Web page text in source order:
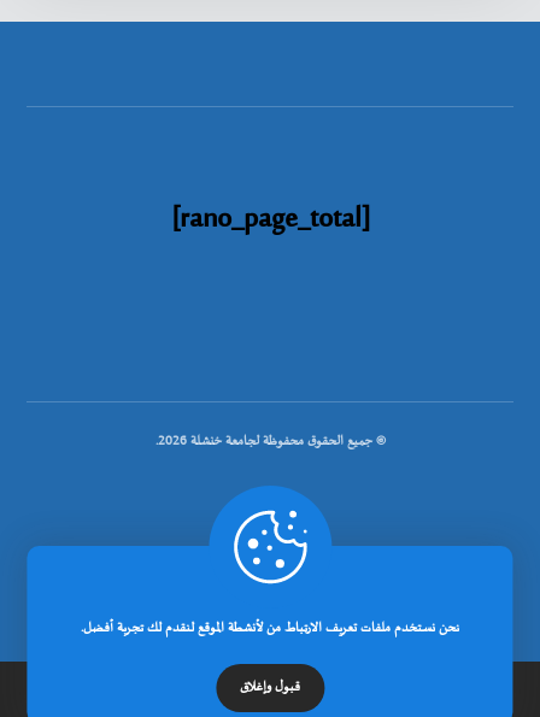
[rano_page_total]
© جميع الحقوق محفوظة لجامعة خنشلة 2026.
.
نحن نستخدم ملفات تعريف الارتباط من لأنشطة الموقع لنقدم لك تجربة أفضل.
قبول وإغلاق